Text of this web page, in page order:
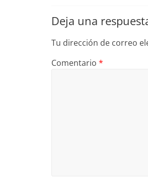
Deja una
Tu dirección de correo
Comentario *